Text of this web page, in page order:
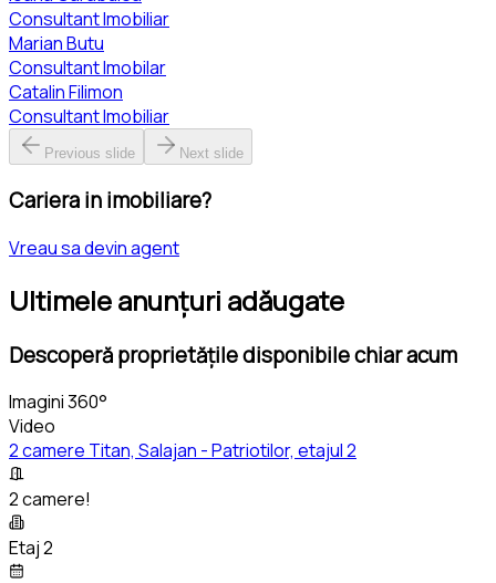
Consultant Imobiliar
Marian Butu
Consultant Imobilar
Catalin Filimon
Consultant Imobiliar
Previous slide Next slide
Cariera in imobiliare?
Vreau sa devin agent
Ultimele anunțuri adăugate
Descoperă proprietățile disponibile chiar acum
Imagini 360°
Video
2 camere Titan, Salajan - Patriotilor, etajul 2
2 camere!
Etaj 2